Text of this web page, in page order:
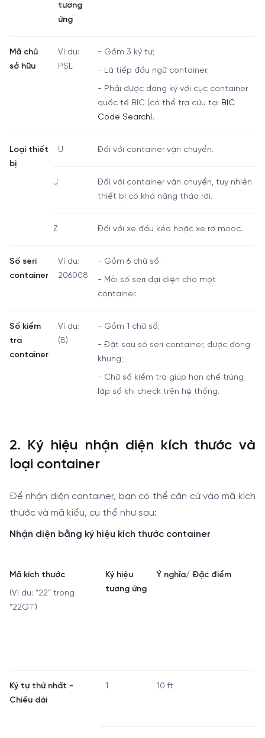
tương
ứng
Mã chủ
sở hữu
Ví dụ:
PSL
- Gồm 3 ký tự;
- Là tiếp đầu ngữ container;
- Phải được đăng ký với cục container
quốc tế BIC (có thể tra cứu tại BIC
Code Search).
Loại thiết
bị
U Đối với container vận chuyển.
J
Đối với container vận chuyển, tuy nhiên
thiết bị có khả năng tháo rời.
Z Đối với xe đầu kéo hoặc xe rơ mooc.
Số seri
container
Ví dụ:
206008
- Gồm 6 chữ số;
- Mỗi số seri đại diện cho một
container.
Số kiểm
tra
container
Ví dụ:
(8)
- Gồm 1 chữ số;
- Đặt sau số seri container, được đóng
khung;
- Chữ số kiểm tra giúp hạn chế trùng
lặp số khi check trên hệ thống.
2. Ký hiệu nhận diện kích thước và
loại container
Để nhận diện container, bạn có thể căn cứ vào mã kích
thước và mã kiểu, cụ thể như sau:
Nhận diện bằng ký hiệu kích thước container
Mã kích thước
(Ví dụ: “22” trong
“22G1”)
Ký hiệu
tương ứng
Ý nghĩa/ Đặc điểm
Ký tự thứ nhất -
Chiều dài
1 10 ft